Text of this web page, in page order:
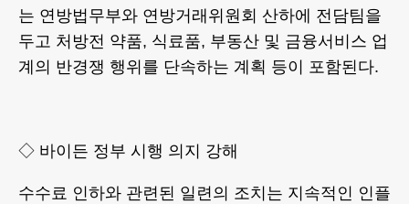
는 연방법무부와 연방거래위원회 산하에 전담팀을
두고 처방전 약품, 식료품, 부동산 및 금융서비스 업
계의 반경쟁 행위를 단속하는 계획 등이 포함된다.
◇ 바이든 정부 시행 의지 강해
수수료 인하와 관련된 일련의 조치는 지속적인 인플